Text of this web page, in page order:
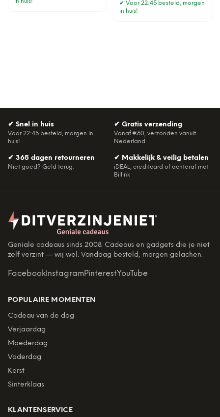
✔ Voor 22:45 besteld, morgen
in huis!
✔ Snel in huis
Voor 22:45 besteld, morgen in
huis!
✔ Gratis verzending
Vanaf €60, verzonden vanuit
Nederland
✔ 365 dagen retourneren
Niet goed? Geld terug.
✔ Makkelijk & veilig betalen
iDEAL, creditcard of achteraf met
Billink
Geniale cadeaus sinds 2008. Cadeaus en gadgets die je niet
zelf verzint — wij wel. Vandaag besteld, morgen gelachen.
Facebook InstagramPinterestYouTube
POPULAIRE MOMENTEN
Cadeau van de dag
Verjaardag
Moederdag
Vaderdag
Kerst
Sinterklaas
KLANTENSERVICE